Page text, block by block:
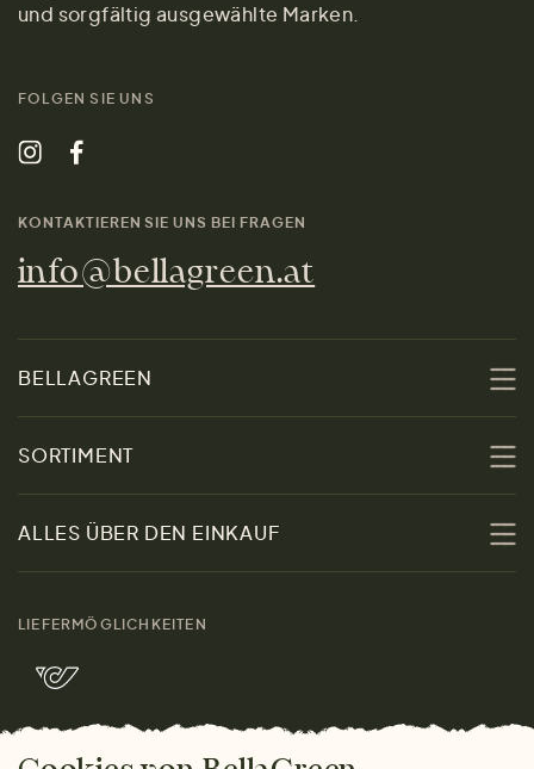
und sorgfältig ausgewählte Marken.
FOLGEN SIE UNS
KONTAKTIEREN SIE UNS BEI FRAGEN
info@bellagreen.at
BELLAGREEN
Über uns
Nachhaltigkeit
Kontakt
Marken
Bella Green Magazin
SORTIMENT
Sale
Damen
Herren
Wohnen
Geschenke
ALLES ÜBER DEN EINKAUF
LIEFERMÖGLICHKEITEN